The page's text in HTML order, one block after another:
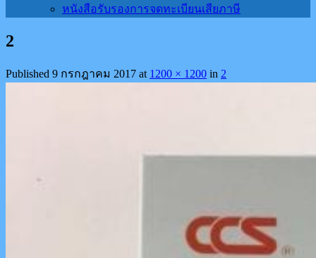
หนังสือรับรองการจดทะเบียนเสียภาษี
2
Published 9 กรกฎาคม 2017 at 1200 × 1200 in 2